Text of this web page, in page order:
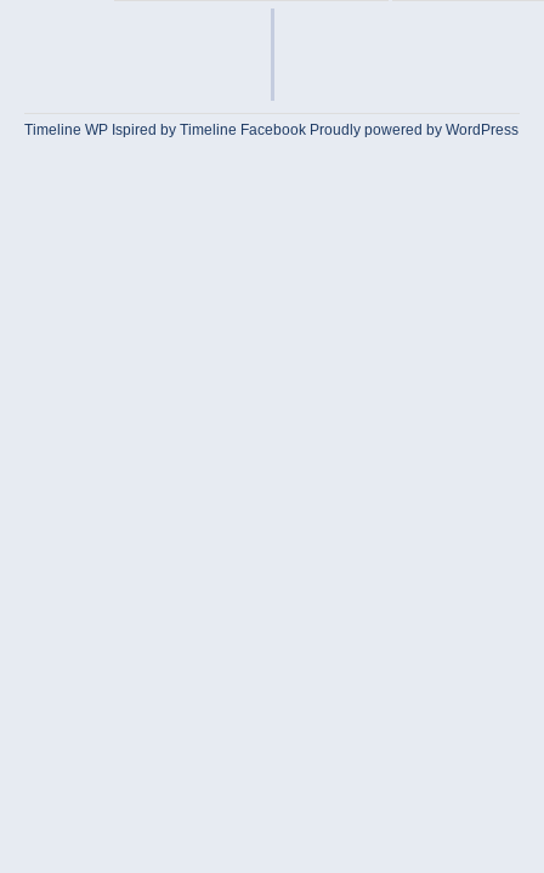
Timeline WP Ispired byTimeline Facebook Proudly powered by WordPress